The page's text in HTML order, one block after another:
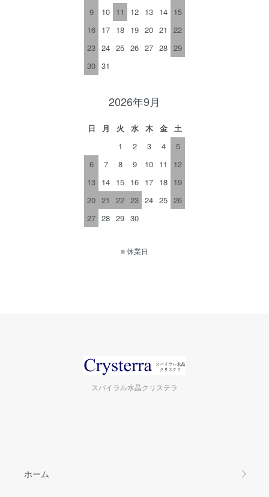
9
10 11 12 13 14 15
16 17 18 19 20 21
22
23 24 25 26 27 28 29
30 31
2026年9月
日 月 火 水 木 金
土
1
2 3 4
5
6
7 8 9 10 11
12
13 14 15 16 17 18 19
20 21 22 23 24 25 26
27 28 29 30
■休業日
スパイラル水晶クリステラ
ホーム